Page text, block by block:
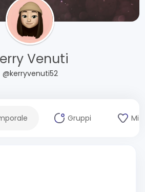
Venuti
@kerryvenuti52
Gruppi Mi